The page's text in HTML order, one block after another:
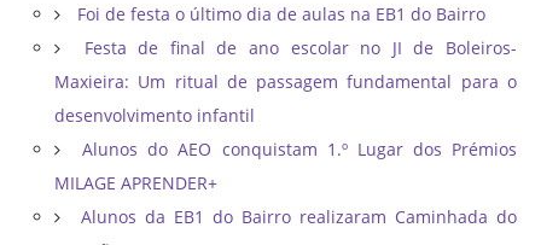
Foi de festa o último dia de aulas na EB1 do Bairro
Festa de final de ano escolar no JI de Boleiros-
Maxieira: Um ritual de passagem fundamental para o
desenvolvimento infantil
Alunos do AEO conquistam 1.º Lugar dos Prémios
MILAGE APRENDER+
Alunos da EB1 do Bairro realizaram Caminhada do